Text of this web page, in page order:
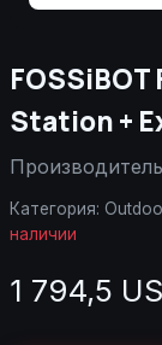
Station +
Категория:
наличии
1 794,5